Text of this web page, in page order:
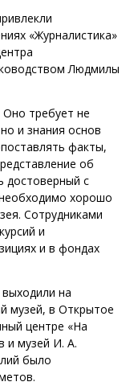
«Журналистика»
Людмилы
Оно требует не
и знания основ
факты,
об
достоверный с
хорошо
Сотрудниками
и
и в фондах
на
музей, в Открытое
центре «На
и музей И. А.
было